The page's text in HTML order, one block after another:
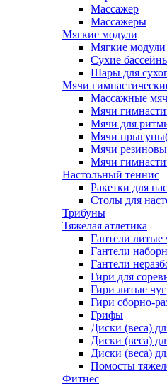
Массажер
Массажеры
Мягкие модули
Мягкие модули
Сухие
Шары для
Мячи
Массажные
Мячи
Мячи для
Мячи
Мячи
Мячи
Настольный теннис
Ракетки для
Столы для
Трибуны
Тяжелая атлетика
Гантели литые
Гантели
Гантели
Гири для
Гири литые
Гири сборно-
Грифы
Диски (веса)
Диски (веса)
Диски (веса)
Помосты
Фитнес